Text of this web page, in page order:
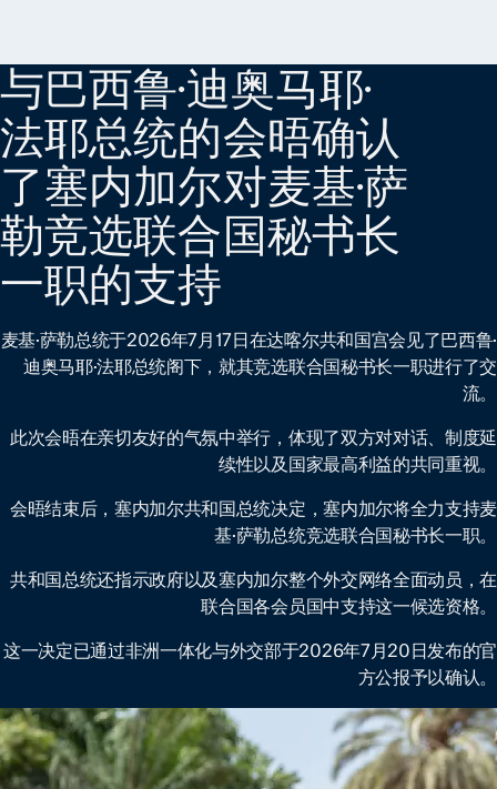
与巴西鲁·迪奥马耶·
法耶总统的会晤确认
了塞内加尔对麦基·萨
勒竞选联合国秘书长
一职的支持
麦基·萨勒总统于2026年7月17日在达喀尔共和国宫会见了巴西鲁·
迪奥马耶·法耶总统阁下，就其竞选联合国秘书长一职进行了交
流。
此次会晤在亲切友好的气氛中举行，体现了双方对对话、制度延
续性以及国家最高利益的共同重视。
会晤结束后，塞内加尔共和国总统决定，塞内加尔将全力支持麦
基·萨勒总统竞选联合国秘书长一职。
共和国总统还指示政府以及塞内加尔整个外交网络全面动员，在
联合国各会员国中支持这一候选资格。
这一决定已通过非洲一体化与外交部于2026年7月20日发布的官
方公报予以确认。